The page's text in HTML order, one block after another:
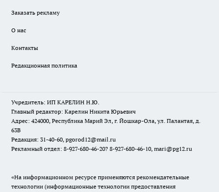
Заказать рекламу
О нас
Контакты
Редакционная политика
Учредитель: ИП КАРЕЛИН Н.Ю.
Главный редактор: Карелин Никита Юрьевич
Адрес: 424000, Республика Марий Эл, г. Йошкар-Ола, ул. Палантая, д.
63В
Редакция: 31-40-60, pgorod12@mail.ru
Рекламный отдел: 8-927-680-46-20? 8-927-680-46-10, mari@pg12.ru
«На информационном ресурсе применяются рекомендательные
технологии (информационные технологии предоставления